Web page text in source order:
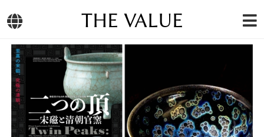
THE VALUE